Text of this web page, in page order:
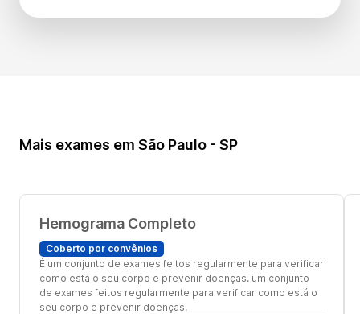
Mais exames em São Paulo - SP
Hemograma Completo
Coberto por convênios
É um conjunto de exames feitos regularmente para verificar
como está o seu corpo e prevenir doenças. um conjunto
de exames feitos regularmente para verificar como está o
seu corpo e prevenir doenças.